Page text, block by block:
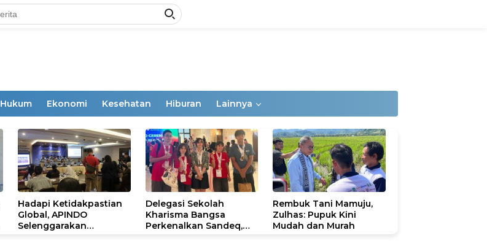
Hukum Ekonomi Kesehatan Hiburan Lainnya
Hadapi Ketidakpastian
Global, APINDO
Selenggarakan
Delegasi Sekolah
Kharisma Bangsa
Perkenalkan Sandeq,
Rembuk Tani Mamuju,
Zulhas: Pupuk Kini
Mudah dan Murah